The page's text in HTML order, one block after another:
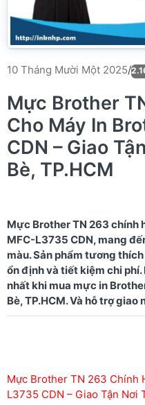
10 Tháng Mười Một 2025/
Mực Brother
Cho Máy In
CDN – Giao
Bè, TP.HCM
Mực Brother TN 263 chính
MFC-L3735 CDN, mang
màu. Sản phẩm tương
ổn định và tiết kiệm chi
nhất khi mua mực in
Mực Brother TN 263 Chính
L3735 CDN – Giao Tận Nơi